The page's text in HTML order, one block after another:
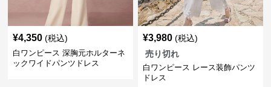
¥4,350 (税込)
白ワンピース 深胸元ホルターネ
ックワイドパンツドレス
¥3,980 (税込)
売り切れ
白ワンピース レース装飾パンツ
ドレス